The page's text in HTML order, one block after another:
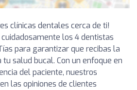
clínicas dentales cerca de ti!
los 4 dentistas
para garantizar que recibas la
salud bucal. Con un enfoque en
del paciente, nuestros
las opiniones de clientes